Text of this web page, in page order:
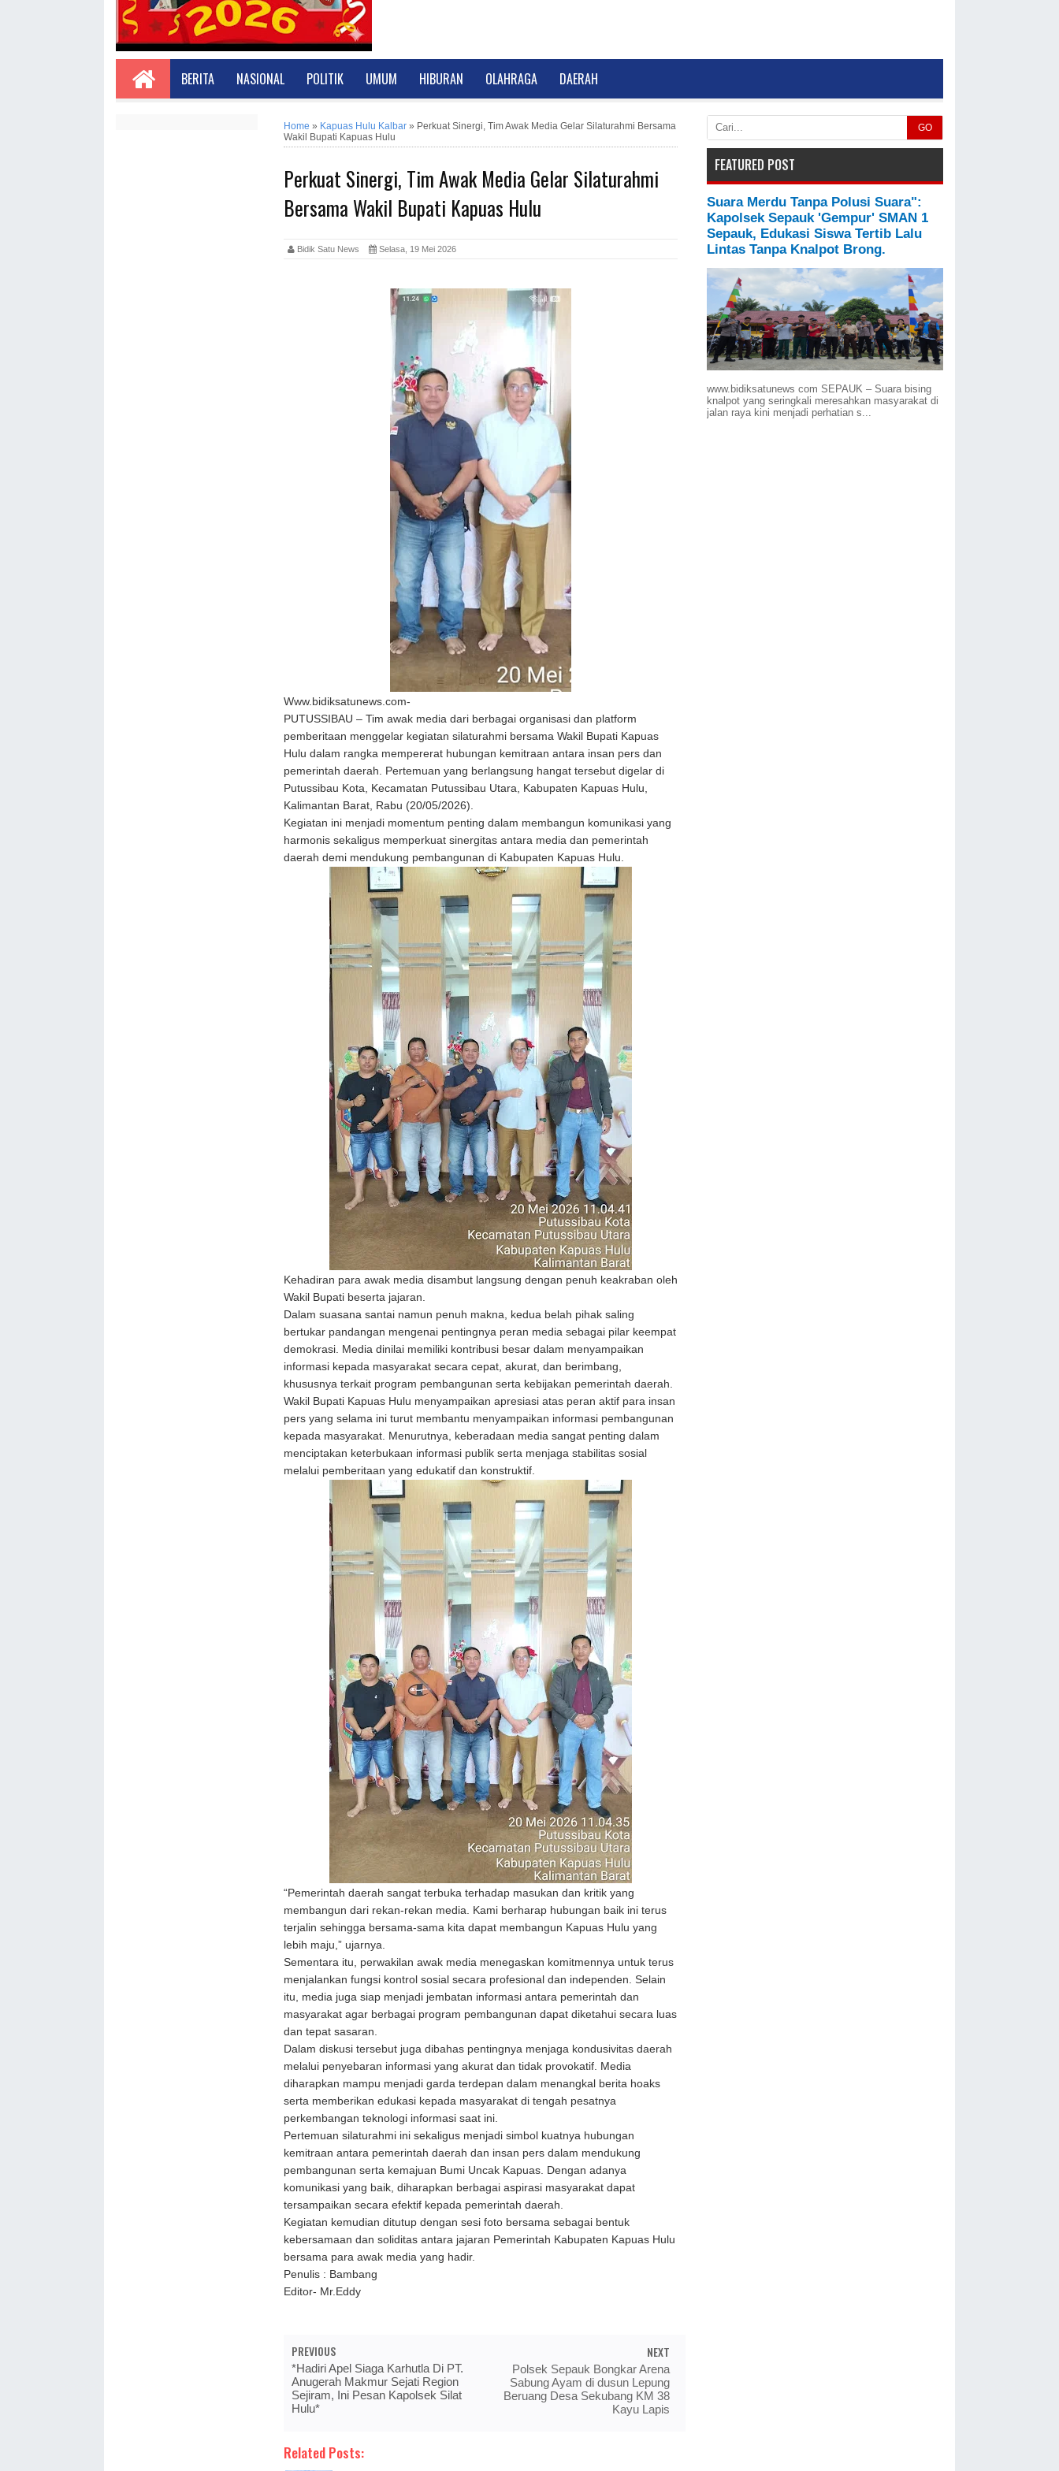
BERITA NASIONAL POLITIK UMUM HIBURAN OLAHRAGA DAERAH
Home » Kapuas Hulu Kalbar » Perkuat Sinergi, Tim Awak Media Gelar Silaturahmi Bersama
Wakil Bupati Kapuas Hulu
Perkuat Sinergi, Tim Awak Media Gelar Silaturahmi
Bersama Wakil Bupati Kapuas Hulu
Bidik Satu News Selasa, 19 Mei 2026
Www.bidiksatunews.com-
PUTUSSIBAU – Tim awak media dari berbagai organisasi dan platform
pemberitaan menggelar kegiatan silaturahmi bersama Wakil Bupati Kapuas
Hulu dalam rangka mempererat hubungan kemitraan antara insan pers dan
pemerintah daerah. Pertemuan yang berlangsung hangat tersebut digelar di
Putussibau Kota, Kecamatan Putussibau Utara, Kabupaten Kapuas Hulu,
Kalimantan Barat, Rabu (20/05/2026).
Kegiatan ini menjadi momentum penting dalam membangun komunikasi yang
harmonis sekaligus memperkuat sinergitas antara media dan pemerintah
daerah demi mendukung pembangunan di Kabupaten Kapuas Hulu.
Kehadiran para awak media disambut langsung dengan penuh keakraban oleh
Wakil Bupati beserta jajaran.
Dalam suasana santai namun penuh makna, kedua belah pihak saling
bertukar pandangan mengenai pentingnya peran media sebagai pilar keempat
demokrasi. Media dinilai memiliki kontribusi besar dalam menyampaikan
informasi kepada masyarakat secara cepat, akurat, dan berimbang,
khususnya terkait program pembangunan serta kebijakan pemerintah daerah.
Wakil Bupati Kapuas Hulu menyampaikan apresiasi atas peran aktif para insan
pers yang selama ini turut membantu menyampaikan informasi pembangunan
kepada masyarakat. Menurutnya, keberadaan media sangat penting dalam
menciptakan keterbukaan informasi publik serta menjaga stabilitas sosial
melalui pemberitaan yang edukatif dan konstruktif.
“Pemerintah daerah sangat terbuka terhadap masukan dan kritik yang
membangun dari rekan-rekan media. Kami berharap hubungan baik ini terus
terjalin sehingga bersama-sama kita dapat membangun Kapuas Hulu yang
lebih maju,” ujarnya.
Sementara itu, perwakilan awak media menegaskan komitmennya untuk terus
menjalankan fungsi kontrol sosial secara profesional dan independen. Selain
itu, media juga siap menjadi jembatan informasi antara pemerintah dan
masyarakat agar berbagai program pembangunan dapat diketahui secara luas
dan tepat sasaran.
Dalam diskusi tersebut juga dibahas pentingnya menjaga kondusivitas daerah
melalui penyebaran informasi yang akurat dan tidak provokatif. Media
diharapkan mampu menjadi garda terdepan dalam menangkal berita hoaks
serta memberikan edukasi kepada masyarakat di tengah pesatnya
perkembangan teknologi informasi saat ini.
Pertemuan silaturahmi ini sekaligus menjadi simbol kuatnya hubungan
kemitraan antara pemerintah daerah dan insan pers dalam mendukung
pembangunan serta kemajuan Bumi Uncak Kapuas. Dengan adanya
komunikasi yang baik, diharapkan berbagai aspirasi masyarakat dapat
tersampaikan secara efektif kepada pemerintah daerah.
Kegiatan kemudian ditutup dengan sesi foto bersama sebagai bentuk
kebersamaan dan soliditas antara jajaran Pemerintah Kabupaten Kapuas Hulu
bersama para awak media yang hadir.
Penulis : Bambang
Editor- Mr.Eddy
PREVIOUS
*Hadiri Apel Siaga Karhutla Di PT.
Anugerah Makmur Sejati Region
Sejiram, Ini Pesan Kapolsek Silat
Hulu*
NEXT
Polsek Sepauk Bongkar Arena
Sabung Ayam di dusun Lepung
Beruang Desa Sekubang KM 38
Kayu Lapis
Related Posts:
GO
FEATURED POST
Suara Merdu Tanpa Polusi Suara":
Kapolsek Sepauk 'Gempur' SMAN 1
Sepauk, Edukasi Siswa Tertib Lalu
Lintas Tanpa Knalpot Brong.
www.bidiksatunews com SEPAUK – Suara bising
knalpot yang seringkali meresahkan masyarakat di
jalan raya kini menjadi perhatian s...